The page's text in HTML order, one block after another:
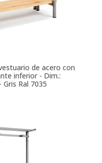
de acero con
inferior - Dim.:
Ral 7035